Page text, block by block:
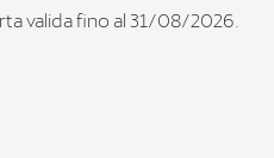
valida fino al 31/08/2026.